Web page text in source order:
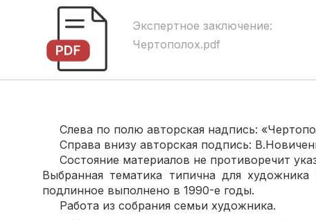
Экспертное заключение:
Чертополох.pdf
Слева по полю авторская надпись:
Справа внизу авторская подпись:
Состояние материалов не противоречит
Выбранная тематика типична для
подлинное выполнено в 1990-е годы.
Работа из собрания семьи художника.